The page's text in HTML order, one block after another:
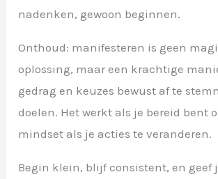
nadenken, gewoon beginnen.
Onthoud: manifesteren is geen
oplossing, maar een krachtige
gedrag en keuzes bewust af te
doelen. Het werkt als je bereid bent
mindset als je acties te veranderen.
Begin klein, blijf consistent, en geef